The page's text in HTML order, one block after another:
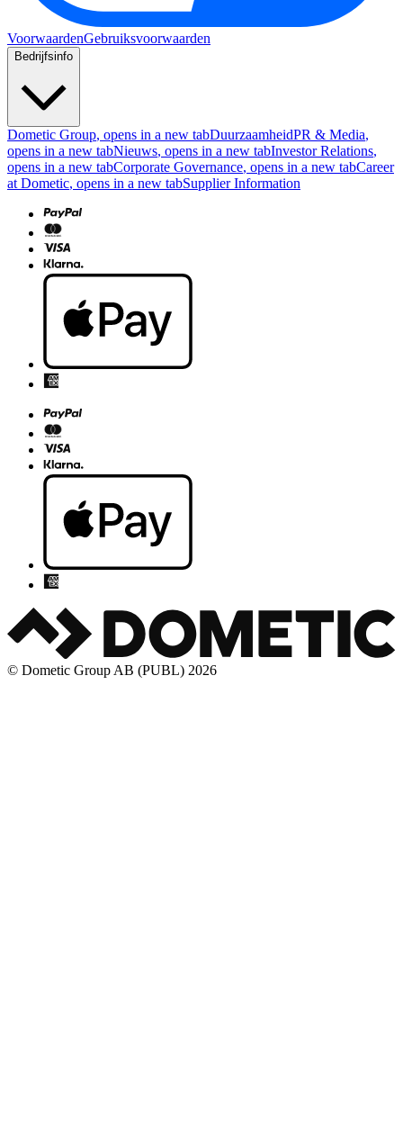
VoorwaardenGebruiksvoorwaarden
Bedrijfsinfo
Dometic Group, opens in a new tabDuurzaamheidPR & Media,
opens in a new tabNieuws, opens in a new tabInvestor Relations,
opens in a new tabCorporate Governance, opens in a new tabCareer
at Dometic, opens in a new tabSupplier Information
© Dometic Group AB (PUBL) 2026